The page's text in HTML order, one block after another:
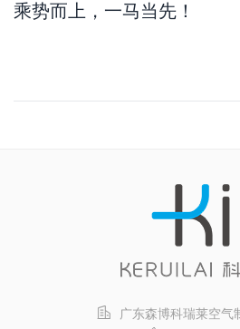
乘势而上，一马当先！
广东森博科瑞莱空气